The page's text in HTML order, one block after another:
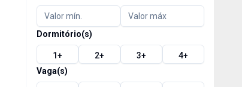
Dormitório(s)
1+ 2+ 3+ 4+
Vaga(s)